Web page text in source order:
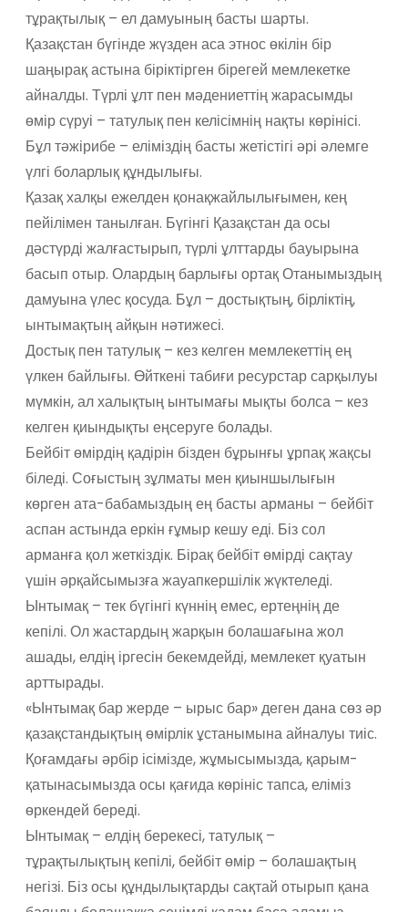
тұрақтылық – ел дамуының басты шарты.
Қазақстан бүгінде жүзден аса этнос өкілін бір
шаңырақ астына біріктірген бірегей мемлекетке
айналды. Түрлі ұлт пен мәдениеттің жарасымды
өмір сүруі – татулық пен келісімнің нақты көрінісі.
Бұл тәжірибе – еліміздің басты жетістігі әрі әлемге
үлгі боларлық құндылығы.
Қазақ халқы ежелден қонақжайлылығымен, кең
пейілімен танылған. Бүгінгі Қазақстан да осы
дәстүрді жалғастырып, түрлі ұлттарды бауырына
басып отыр. Олардың барлығы ортақ Отанымыздың
дамуына үлес қосуда. Бұл – достықтың, бірліктің,
ынтымақтың айқын нәтижесі.
Достық пен татулық – кез келген мемлекеттің ең
үлкен байлығы. Өйткені табиғи ресурстар сарқылуы
мүмкін, ал халықтың ынтымағы мықты болса – кез
келген қиындықты еңсеруге болады.
Бейбіт өмірдің қадірін бізден бұрынғы ұрпақ жақсы
біледі. Соғыстың зұлматы мен қиыншылығын
көрген ата-бабамыздың ең басты арманы – бейбіт
аспан астында еркін ғұмыр кешу еді. Біз сол
арманға қол жеткіздік. Бірақ бейбіт өмірді сақтау
үшін әрқайсымызға жауапкершілік жүктеледі.
Ынтымақ – тек бүгінгі күннің емес, ертеңнің де
кепілі. Ол жастардың жарқын болашағына жол
ашады, елдің іргесін бекемдейді, мемлекет қуатын
арттырады.
«Ынтымақ бар жерде – ырыс бар» деген дана сөз әр
қазақстандықтың өмірлік ұстанымына айналуы тиіс.
Қоғамдағы әрбір ісімізде, жұмысымызда, қарым-
қатынасымызда осы қағида көрініс тапса, еліміз
өркендей береді.
Ынтымақ – елдің берекесі, татулық –
тұрақтылықтың кепілі, бейбіт өмір – болашақтың
негізі. Біз осы құндылықтарды сақтай отырып қана